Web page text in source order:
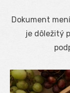
Dokument
je dôležitý